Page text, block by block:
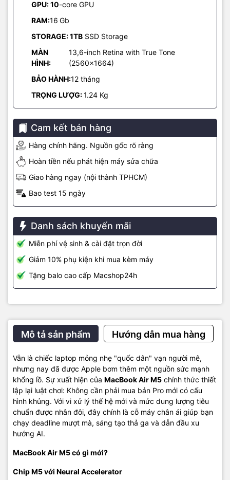
GPU: 10-core GPU
RAM:16 Gb
STORAGE: 1TB SSD Storage
MÀN
HÌNH:
13,6-inch Retina with True Tone
(2560×1664)
BẢO HÀNH:12 tháng
TRỌNG LƯỢG:1.24 Kg
Cam kết bán hàng
Hàng chính hãng. Nguồn gốc rõ ràng
Hoàn tiền nếu phát hiện máy sửa chữa
Giao hàng ngay (nội thành TPHCM)
Bao test 15 ngày
Danh sách khuyến mãi
Miễn phí vệ sinh & cài đặt trọn đời
Giảm 10% phụ kiện khi mua kèm máy
Tặng balo cao cấp Macshop24h
Mô tả sản phẩm Hướng dẫn mua hàng
Vẫn là chiếc laptop mỏng nhẹ "quốc dân" vạn người mê,
nhưng nay đã được Apple bơm thêm một nguồn sức mạnh
khổng lồ. Sự xuất hiện của MacBook Air M5 chính thức thiết
lập lại luật chơi: Không cần phải mua bản Pro mới có cấu
hình khủng. Với vi xử lý thế hệ mới và mức dung lượng tiêu
chuẩn được nhân đôi, đây chính là cỗ máy chân ái giúp bạn
chạy deadline mượt mà, sáng tạo thả ga và dẫn đầu xu
hướng AI.
MacBook Air M5 có gì mới?
Chip M5 với Neural Accelerator
gian vẫn được giữ nguyên để bạn thoải mái thể hiện cá tính. Thêm
vào đó, thời lượng pin cực trâu sẽ đồng hành cùng bạn suốt cả
lúc nào cũng kè kè cục sạc.
2 tùy chọn MacBook Air M5 13 inch và 15 inch
Tùy vào nhu cầu di chuyển, bạn có thể lựa chọn phiên
bảnMacBook Air M5 13 inchvô cùng nhỏ gọn hoặcMacBook Air
M5 15 inchvới không gian hiển thị rộng rãi hơn cho đa nhiệm. Cả
hai đều sở hữu màn hình Liquid Retina tuyệt đẹp, thiết kế vỏ nhôm
tái chế 100% bền bỉ và 4 tùy chọn màu sắc quen thuộc, thời
thượng.
macOS Tahoe và Apple Intelligence
MacBook Air M5 chạy hệ điều hành macOS Tahoe giao diện Liquid
Glass mới nhất, tích hợp sâu Apple Intelligence. Các tính năng